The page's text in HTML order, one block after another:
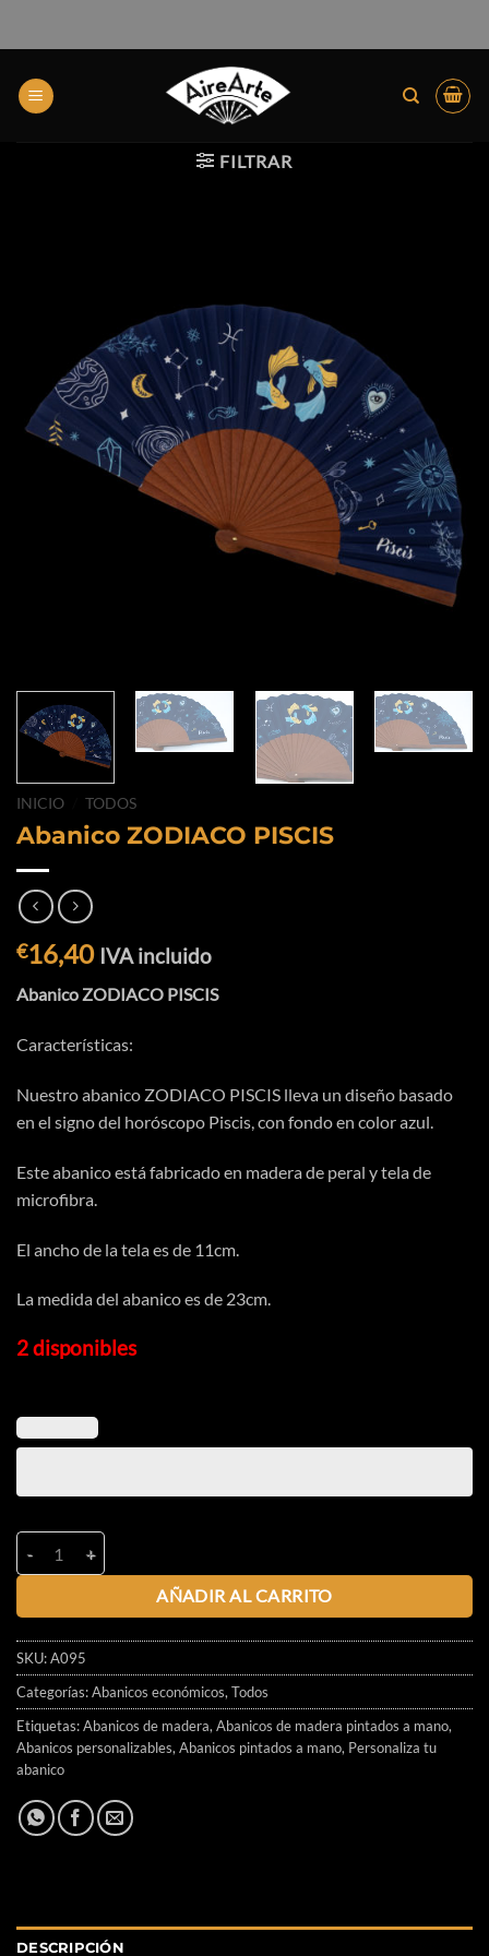
FILTRAR
INICIO TODOS
Abanico ZODIACO PISCIS
€16,40 IVA incluido
Abanico ZODIACO PISCIS
Características:
Nuestro abanico ZODIACO PISCIS lleva un diseño basado
en el signo del horóscopo Piscis, con fondo en color azul.
Este abanico está fabricado en madera de peral y tela de
microfibra.
El ancho de la tela es de 11cm.
La medida del abanico es de 23cm.
2 disponibles
AÑADIR AL CARRITO
SKU:A095
Categorías:Abanicos económicos,Todos
Etiquetas:Abanicos de madera,Abanicos de madera pintados a mano,
Abanicos personalizables,Abanicos pintados a mano, Personaliza tu
abanico
DESCRIPCIÓN